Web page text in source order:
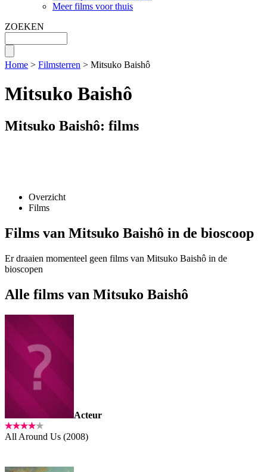
Meer films voor thuis
ZOEKEN
Home > Filmsterren > Mitsuko Baishô
Mitsuko Baishô
Mitsuko Baishô: films
Overzicht
Films
Films van Mitsuko Baishô in de bioscoop
Er draaien momenteel geen films van Mitsuko Baishô in de
bioscopen
Alle films van Mitsuko Baishô
Acteur
All Around Us (2008)